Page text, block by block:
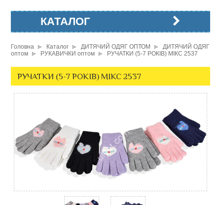
КАТАЛОГ
Головна Каталог ДИТЯЧИЙ ОДЯГ ОПТОМ
ДИТЯЧИЙ ОДЯГ
оптом
РУКАВИЧКИ оптом РУЧАТКИ (5-7 РОКІВ) МІКС 2537
РУЧАТКИ (5-7 РОКІВ) МІКС 2537